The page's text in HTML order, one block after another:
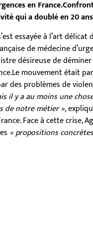
en
qui a doublé en 20
essayée à l’art délicat
de médecine
désireuse de
mouvement était
des problèmes de
il y a au moins une
de notre métier »,
Face à cette crise,
« propositions